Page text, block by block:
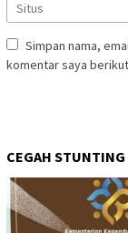
Simpan nama,
komentar saya
CEGAH STUNTING